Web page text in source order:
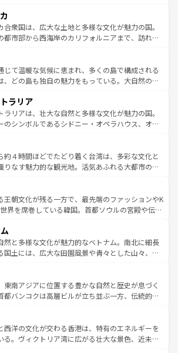
を参照してほしい。
そのまま残る町や、スイスならではのユニークな
あり、アルプス観光だけでなく町歩きも満喫する
きる。国民の所得が高いため物価も高いが、旅行
費無料で観光を楽しむこともできる。 なお、新
ス情報はコンテンツ一覧 を参照してほしい。
合衆国は、広大な土地と多様な文化が魅力の国。
都市部から西海岸のカリフォルニアまで、訪れる
巨大都市は、観光、ショッピング、エンターテイ
が詰まった刺激的なスポットだ。一方、アメリカ
大自然が広がり、グランドキャニオンやイエロー
ーオーリンズでは、音楽と美食が融合した独特の
力。旅行者はアメリカの各地域で異なる魅力を楽
ら、その多様性と豊かな歴史を感じることができ
な旅のスタイルだ。 なお、新着のアメリカ
ンテンツ一覧を参照してほしい。
じて温暖な気候に恵まれ、多くの島で構成される
、どの島も独自の魅力をもっている。大自然の神
見逃せない。また、定番の観光地といえばオアフ
静かな自然を求めるならマウイ島やカウアイ島が
。エメラルドグリーンに輝く海をはじめ、豊かな
てなしの心で訪れる人々を迎えてくれるハワイの
いしいローカルフードやハワイアンミュージッ
的なフラダンスなど、すべてがハワイの魅力を彩
味わってほしい。 なお、新着のハワイ情報
ンツ一覧を参照してほしい。
ラリア
ラリアは、壮大な自然と多様な文化が魅力の国。
のシンボルであるシドニー・オペラハウス、オー
フや大陸中央部にそびえるウルル（エアーズロッ
スマニアの美しい原生林やケアンズの熱帯雨林な
ころがたくさん。また、カフェやワイン、オージ
クティビティも充実しており、サーフィンやダイ
ハイキングなど、アウトドア好きにはたまらな
ストラリアの多彩な魅力を存分に味わいつくそ
しい。
約４時間ほどでたどり着く台湾は、多彩な文化と
りなす魅力的な観光地。活気あふれる大都市の台
ひつな山岳地帯である台湾東部など、都市の喧騒
静けさが共存しており、訪れる人に新しい発見と
たらしてくれる。また、奥深い台湾の食文化も魅
いと評判のスイーツなど、バラエティ豊かな料理
が味わえる。 なお、新着の台湾情報は コンテンツ一覧を参
しい。
王朝文化が残る一方で、最先端のファッションやK
界を席巻している韓国。首都ソウルの宮殿や伝統
に足を延ばせば四季折々の自然美を楽しむことが
そして、キムチや焼肉、絶品のストリートフード
まざまな韓国料理が待っている。夜には、韓国な
包まれながら、韓国の多彩な魅力を心ゆくまで味
わってみてほしい。 なお、新着の韓国情報はコンテンツ一
してほしい。
然と多様な文化が魅力的なベトナム。南北に細長
国土には、広大な田園風景や青々とした山々、世
展と共に伝統が息づく。ハノイの古い町並みやホ
市のフランス統治時代の建物も、独特の雰囲気を
ている。また、バラエティの豊かさとおいしさで
ォーやバインミー、ベトナムコーヒーなどは、ぜ
味わいたい。どの地域を訪れてもあたたかい人々
を迎えてくれるので、きっと忘れられない旅にな
東南アジアに位置する豊かな自然と歴史が息づく
都バンコクは高層ビルが立ち並ぶ一方、伝統的な
交差している。北部ではチェンマイなどの山岳地
と触れ合い、南部ではプーケットやクラビの美し
でリゾート気分を楽しむことができる。タイ料理
西洋の文化が交わる香港は、特有のエネルギーを
る。ヴィクトリア湾に広がる壮大な景色、近未来